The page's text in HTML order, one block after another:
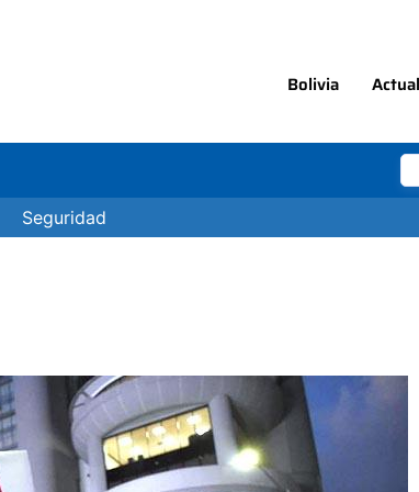
Bolivia
Seguridad